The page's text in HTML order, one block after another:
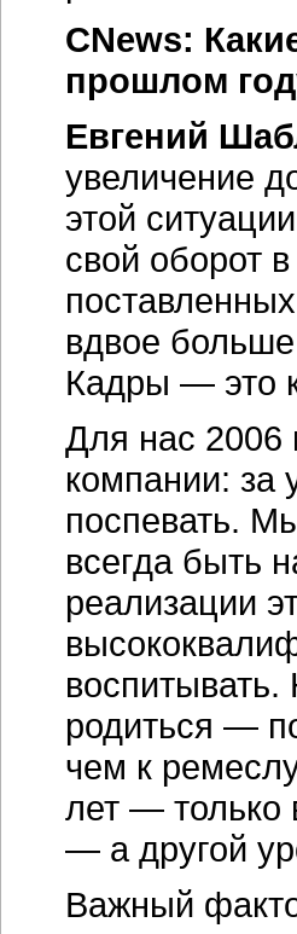
CNews:
прошлом
Евгений
увеличение
этой
свой оборот
вдвое
Кадры — это
Для нас 2006
компании: за
поспевать.
всегда быть
реализации
родиться —
чем к
лет — только
— а другой
Важный